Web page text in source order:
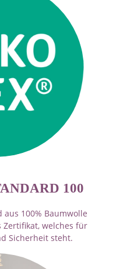
100
100% Baumwolle
welches für
Sicherheit steht.